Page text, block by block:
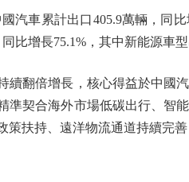
車累計出口405.9萬輛，同比
比增長75.1%，其中新能源車
翻倍增長，核心得益於中國汽
準契合海外市場低碳出行、智
扶持、遠洋物流通道持續完